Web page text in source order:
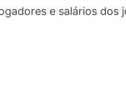
e salários dos